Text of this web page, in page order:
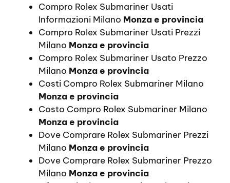
Compro Rolex Submariner Usati
Informazioni Milano Monza e provincia
Compro Rolex Submariner Usati Prezzi
Milano Monza e provincia
Compro Rolex Submariner Usato Prezzo
Milano Monza e provincia
Costi Compro Rolex Submariner Milano
Monza e provincia
Costo Compro Rolex Submariner Milano
Monza e provincia
Dove Comprare Rolex Submariner Prezzi
Milano Monza e provincia
Dove Comprare Rolex Submariner Prezzo
Milano Monza e provincia